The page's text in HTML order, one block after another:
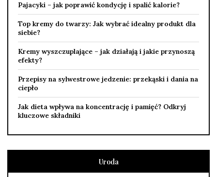
Pajacyki – jak poprawić kondycję i spalić kalorie?
Top kremy do twarzy: Jak wybrać idealny produkt dla
siebie?
Kremy wyszczuplające – jak działają i jakie przynoszą
efekty?
Przepisy na sylwestrowe jedzenie: przekąski i dania na
ciepło
Jak dieta wpływa na koncentrację i pamięć? Odkryj
kluczowe składniki
Uroda